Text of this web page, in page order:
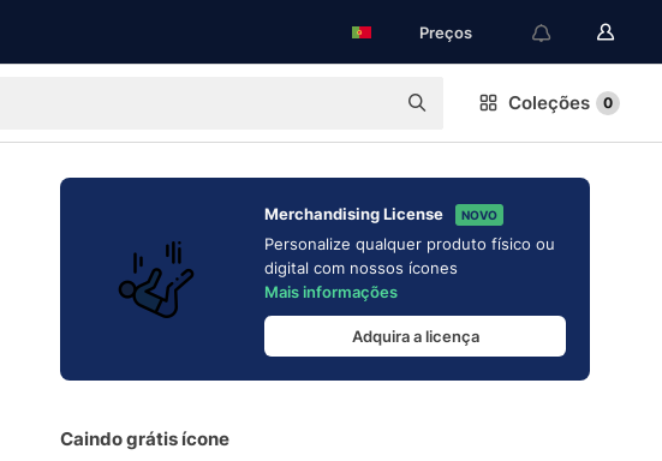
Preços
Coleções 0
Merchandising License NOVO
Personalize qualquer produto físico ou
digital com nossos ícones
Mais informações
Adquira a licença
Caindo grátis ícone